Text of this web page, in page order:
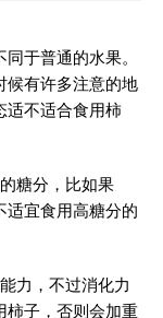
于普通的水果。
候有许多注意的地
适不适合食用柿
糖分，比如果
适宜食用高糖分的
力，不过消化力
柿子，否则会加重